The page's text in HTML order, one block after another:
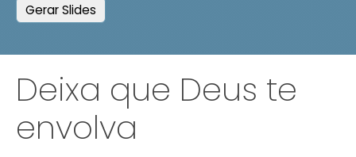
Gerar Slides
Deixa que Deus te
envolva